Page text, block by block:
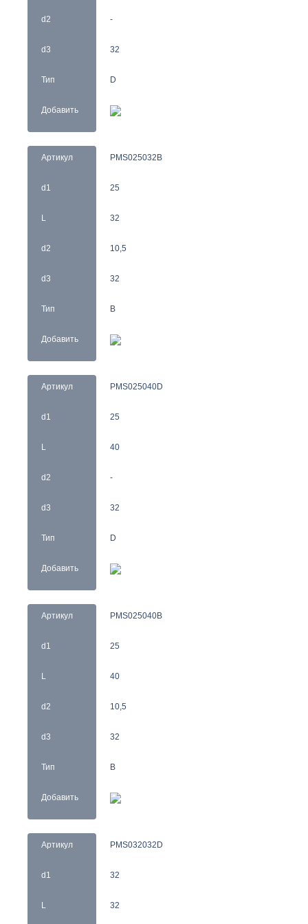
d2
d3
Тип
Добавить
-
32
D
Артикул
d1
L
d2
d3
Тип
Добавить
PMS025032B
25
32
10,5
32
B
Артикул
d1
L
d2
d3
Тип
Добавить
PMS025040D
25
40
-
32
D
Артикул
d1
L
d2
d3
Тип
Добавить
PMS025040B
25
40
10,5
32
B
Артикул
d1
L
PMS032032D
32
32